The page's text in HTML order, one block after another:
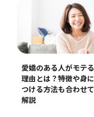
愛嬌のある人がモテる
理由とは？特徴や身に
つける方法も合わせて
解説